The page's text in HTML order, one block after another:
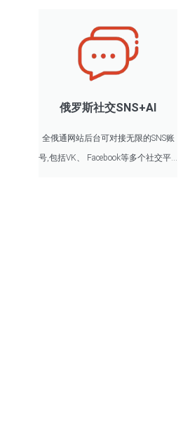
俄罗斯社交SNS+AI
全俄通网站后台可对接无限的SNS账
号,包括VK、 Facebook等多个社交平...